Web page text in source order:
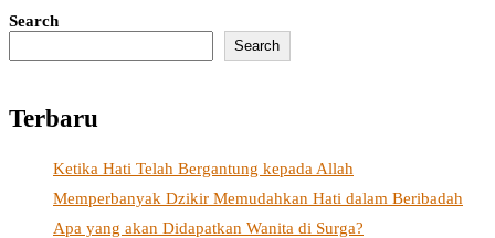
Search
Search
Terbaru
Ketika Hati Telah Bergantung kepada Allah
Memperbanyak Dzikir Memudahkan Hati dalam Beribadah
Apa yang akan Didapatkan Wanita di Surga?